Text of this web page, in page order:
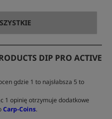
DIP PRO ACTIVE
gdzie 1 to najsłabsza 5 to
1 opinię otrzymuje dodatkowe
Carp-Coins.